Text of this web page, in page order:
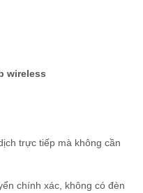
wireless
trực tiếp mà không cần
chính xác, không có đèn